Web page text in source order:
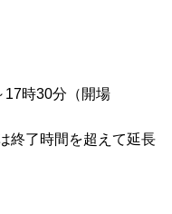
17時30分（開場
終了時間を超えて延長